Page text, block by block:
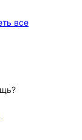
всеотзывы